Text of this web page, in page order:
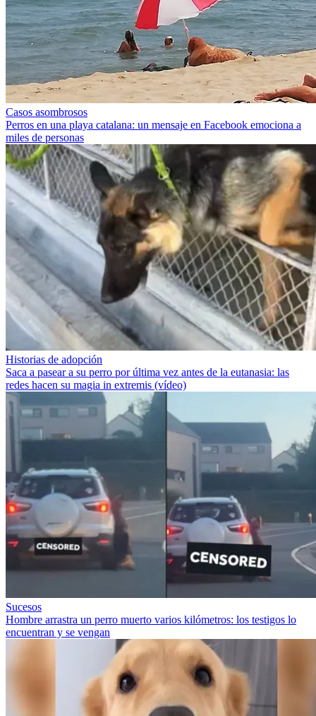
Casos asombrosos
Perros en una playa catalana: un mensaje en Facebook emociona a
miles de personas
Historias de adopción
Saca a pasear a su perro por última vez antes de la eutanasia: las
redes hacen su magia in extremis (vídeo)
Sucesos
Hombre arrastra un perro muerto varios kilómetros: los testigos lo
encuentran y se vengan